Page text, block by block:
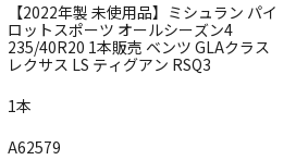
【2022年製 未使用品】ミシュラン パイ
ロットスポーツ オールシーズン4
235/40R20 1本販売 ベンツ GLAクラス
レクサス LS ティグアン RSQ3
1本
A62579